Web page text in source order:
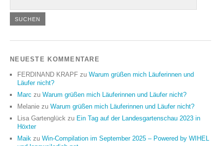
NEUESTE KOMMENTARE
FERDINAND KRAPF zu Warum grüßen mich Läuferinnen und
Läufer nicht?
Marc zu Warum grüßen mich Läuferinnen und Läufer nicht?
Melanie zu Warum grüßen mich Läuferinnen und Läufer nicht?
Lisa Gartenglück zu Ein Tag auf der Landesgartenschau 2023 in
Höxter
Maik zu Win-Compilation im September 2025 – Powered by WIHEL